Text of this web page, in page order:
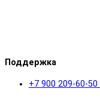
Поддержка
+7 900 209-60-